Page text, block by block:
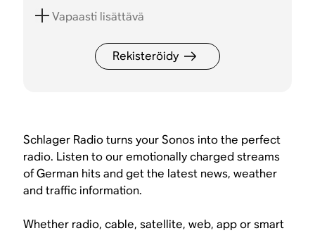
Vapaasti lisättävä
Rekisteröidy
Schlager Radio turns your Sonos into the perfect
radio. Listen to our emotionally charged streams
of German hits and get the latest news, weather
and traffic information.
Whether radio, cable, satellite, web, app or smart